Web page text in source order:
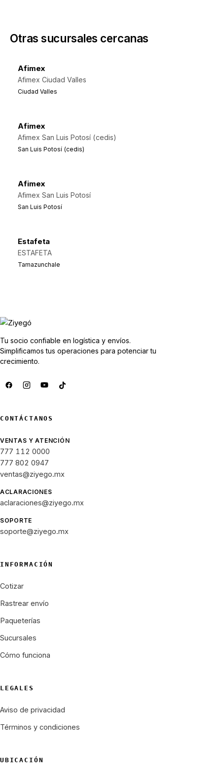
Otras sucursales cercanas
Afimex
Afimex Ciudad Valles
Ciudad Valles
Afimex
Afimex San Luis Potosí (cedis)
San Luis Potosí (cedis)
Afimex
Afimex San Luis Potosí
San Luis Potosí
Estafeta
ESTAFETA
Tamazunchale
Tu socio confiable en logística y envíos.
Simplificamos tus operaciones para potenciar tu
crecimiento.
CONTÁCTANOS
VENTAS Y ATENCIÓN
777 112 0000
777 802 0947
ventas@ziyego.mx
ACLARACIONES
aclaraciones@ziyego.mx
SOPORTE
soporte@ziyego.mx
INFORMACIÓN
Cotizar
Rastrear envío
Paqueterías
Sucursales
Cómo funciona
LEGALES
Aviso de privacidad
Términos y condiciones
UBICACIÓN